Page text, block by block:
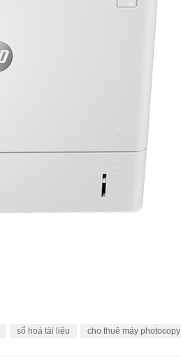
số hoá tài liệu cho thuê máy photocopy